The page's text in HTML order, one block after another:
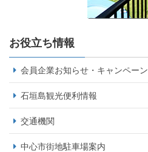
お役立ち情報
会員企業お知らせ・キャンペーン
石垣島観光便利情報
交通機関
中心市街地駐車場案内